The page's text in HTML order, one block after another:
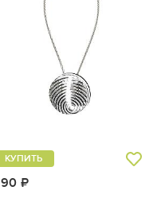
₽
КУПИТЬ